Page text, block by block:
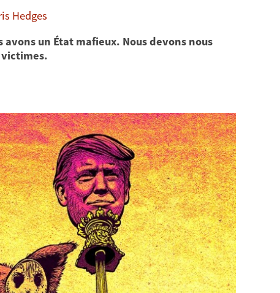
Hedges
un État mafieux. Nous devons nous
victimes.